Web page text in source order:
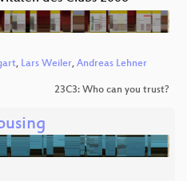
, Lars Weiler, Andreas Lehner
23C3: Who can you trust?